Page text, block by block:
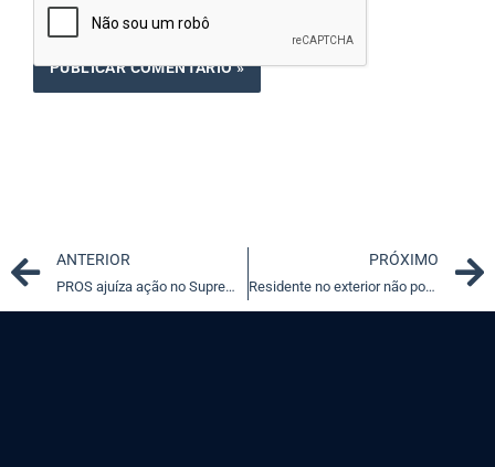
Prev
ANTERIOR
PROS ajuíza ação no Supremo para impedir abate de animais apreendidos
PRÓXIMO
Residente no exterior não pode ter tributação diferenciada